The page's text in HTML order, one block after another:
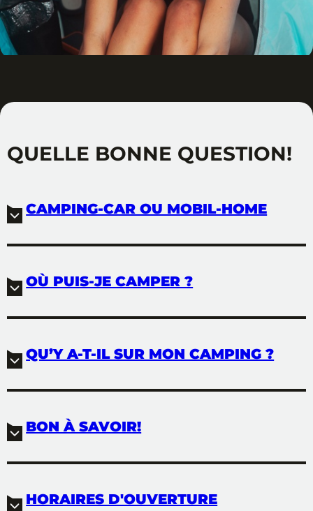
CAMPING RELAX
QUELLE BONNE QUESTION!
CAMPING-CAR OU MOBIL-HOME
OÙ PUIS-JE CAMPER ?
QU’Y A-T-IL SUR MON CAMPING ?
BON À SAVOIR!
HORAIRES D'OUVERTURE